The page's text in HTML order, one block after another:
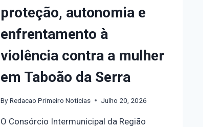
proteção, autonomia e
enfrentamento à
violência contra a mulher
em Taboão da Serra
By Redacao Primeiro Noticias Julho 20, 2026
O Consórcio Intermunicipal da Região